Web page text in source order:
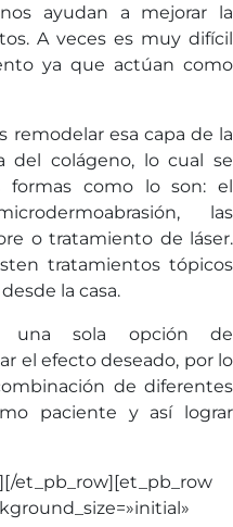
ayudan a mejorar la
A veces es muy difícil
ya que actúan como
remodelar esa capa de la
del colágeno, lo cual se
formas como lo son: el
las
o tratamiento de láser.
tratamientos tópicos
la casa.
una sola opción de
el efecto deseado, por lo
de diferentes
paciente y así lograr
et_pb_row][et_pb_row